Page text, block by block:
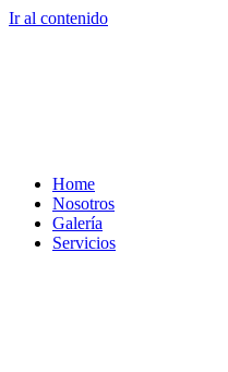
Ir al contenido
Home
Nosotros
Galería
Servicios